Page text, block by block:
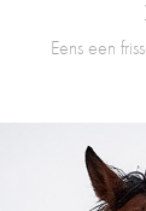
Eens een